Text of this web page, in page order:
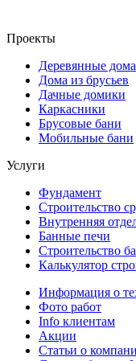
Проекты
Деревянные дома
Дома из брусьев
Дачные домики
Каркасники
Брусовые бани
Мобильные бани
Услуги
Фундамент
Строительство
Внутренняя
Банные печи
Строительство
Калькулятор
Информация о
Фото работ
Info клиентам
Акции
Статьи о